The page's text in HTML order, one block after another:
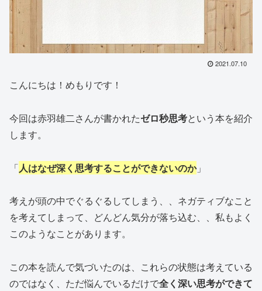
2021.07.10
こんにちは！めもりです！
今回は赤羽雄二さんが書かれたゼロ秒思考という本を紹介
します。
「人はなぜ深く思考することができないのか」
考えが頭の中でぐるぐるしてしまう、、ネガティブなこと
を考えてしまって、どんどん気分が落ち込む、、私もよく
このようなことがあります。
この本を読んで気づいたのは、これらの状態は考えている
のではなく、ただ悩んでいるだけで全く深い思考ができて